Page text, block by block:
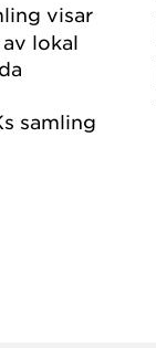
visar
lokal
samling